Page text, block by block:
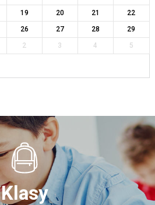
19 20 21
22
26 27 28
29
2 3 4 5
Klasy